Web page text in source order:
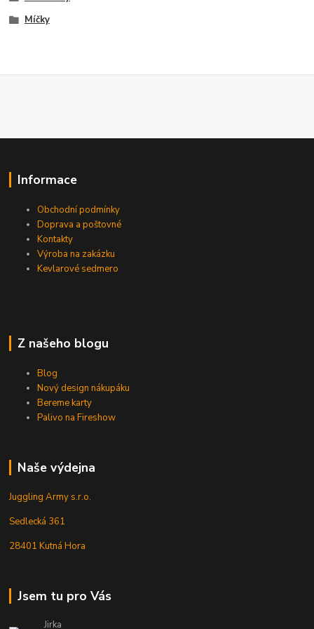
Míčky
Informace
Obchodní podmínky
Doprava a poštovné
Kontakty
Výroba na zakázku
Kevlarové sedmero
Z našeho blogu
Blog
Nový design nákupáku
Bereme karty
Palivo na Fireshow
Naše výdejna
Juggling Army s.r.o.
Sedlecká 361
28401 Kutná Hora
Jsem tu pro Vás
Jirka